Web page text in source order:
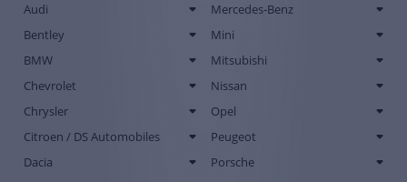
Audi
Bentley
BMW
Chevrolet
Chrysler
Citroen / DS Automobiles
Dacia
Mercedes-Benz
Mini
Mitsubishi
Nissan
Opel
Peugeot
Porsche